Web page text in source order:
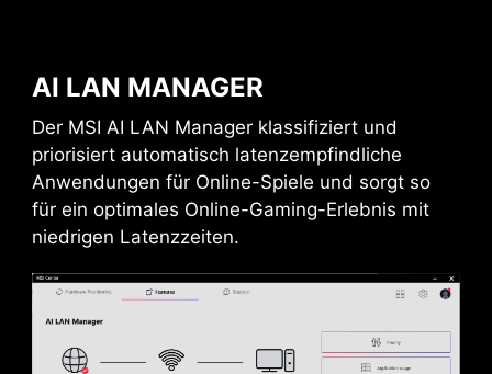
AI LAN MANAGER
Der MSI AI LAN Manager klassifiziert und
priorisiert automatisch latenzempfindliche
Anwendungen für Online-Spiele und sorgt so
für ein optimales Online-Gaming-Erlebnis mit
niedrigen Latenzzeiten.